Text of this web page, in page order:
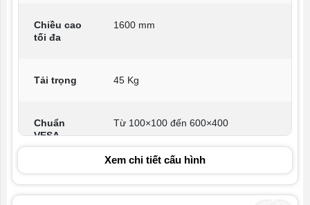
Chiều cao
tối đa
1600 mm
Tải trọng 45 Kg
Chuẩn
VESA
Từ 100×100 đến 600×400
Xem chi tiết cấu hình